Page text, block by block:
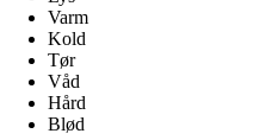
Varm
Kold
Tør
Våd
Hård
Blød